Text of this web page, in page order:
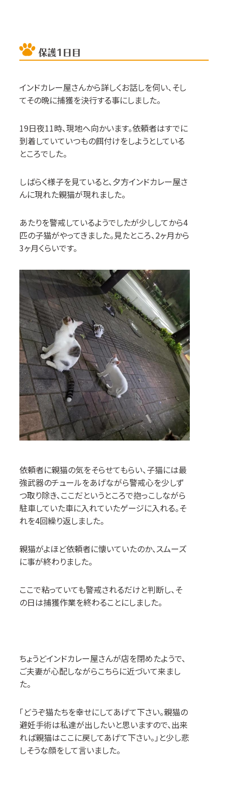
保護1日目
インドカレー屋さんから詳しくお話しを伺い、そし
てその晩に捕獲を決行する事にしました。
19日夜11時、現地へ向かいます。依頼者はすでに
到着していていつもの餌付けをしようとしている
ところでした。
しばらく様子を見ていると、夕方インドカレー屋さ
んに現れた親猫が現れました。
あたりを警戒しているようでしたが少ししてから4
匹の子猫がやってきました。見たところ、2ヶ月から
3ヶ月くらいです。
依頼者に親猫の気をそらせてもらい、子猫には最
強武器のチュールをあげながら警戒心を少しず
つ取り除き、ここだというところで抱っこしながら
駐車していた車に入れていたゲージに入れる。そ
れを4回繰り返しました。
親猫がよほど依頼者に懐いていたのか、スムーズ
に事が終わりました。
ここで粘っていても警戒されるだけと判断し、そ
の日は捕獲作業を終わることにしました。
ちょうどインドカレー屋さんが店を閉めたようで、
ご夫妻が心配しながらこちらに近づいて来まし
た。
「どうぞ猫たちを幸せにしてあげて下さい。親猫の
避妊手術は私達が出したいと思いますので、出来
れば親猫はここに戻してあげて下さい。」と少し悲
しそうな顔をして言いました。